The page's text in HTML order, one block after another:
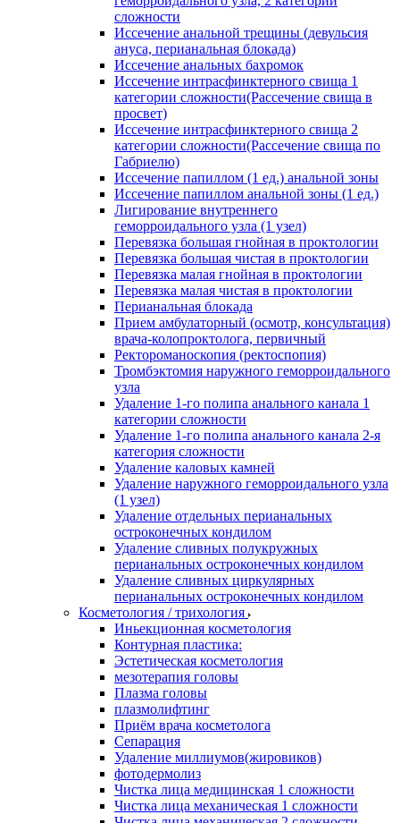
сложности
Иссечение анальной трещины (девульсия
ануса, перианальная блокада)
Иссечение анальных бахромок
Иссечение интрасфинктерного свища 1
категории сложности(Рассечение свища в
просвет)
Иссечение интрасфинктерного свища 2
категории сложности(Рассечение свища по
Габриелю)
Иссечение папиллом (1 ед.) анальной зоны
Иссечение папиллом анальной зоны (1 ед.)
Лигирование внутреннего
геморроидального узла (1 узел)
Перевязка большая гнойная в проктологии
Перевязка большая чистая в проктологии
Перевязка малая гнойная в проктологии
Перевязка малая чистая в проктологии
Перианальная блокада
Прием амбулаторный (осмотр, консультация)
врача-колопроктолога, первичный
Ректороманоскопия (ректоспопия)
Тромбэктомия наружного геморроидального
узла
Удаление 1-го полипа анального канала 1
категории сложности
Удаление 1-го полипа анального канала 2-я
категория сложности
Удаление каловых камней
Удаление наружного геморроидального узла
(1 узел)
Удаление отдельных перианальных
остроконечных кондилом
Удаление сливных полукружных
перианальных остроконечных кондилом
Удаление сливных циркулярных
перианальных остроконечных кондилом
Косметология / трихология
Иньекционная косметология
Контурная пластика:
Эстетическая косметология
мезотерапия головы
Плазма головы
плазмолифтинг
Приём врача косметолога
Сепарация
Удаление миллиумов(жировиков)
фотодермолиз
Чистка лица медицинская 1 сложности
Чистка лица механическая 1 сложности